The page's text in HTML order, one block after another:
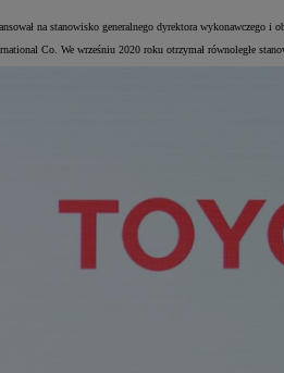
na stanowisko generalnego dyrektora wykonawczego
Co. We wrześniu 2020 roku otrzymał równoległe